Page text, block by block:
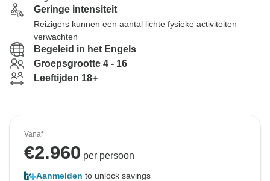
Geringe intensiteit
Reizigers kunnen een aantal lichte fysieke activiteiten
verwachten
Begeleid in het Engels
Groepsgrootte 4 - 16
Leeftijden 18+
Vanaf
€2.960 per persoon
Aanmelden to unlock savings